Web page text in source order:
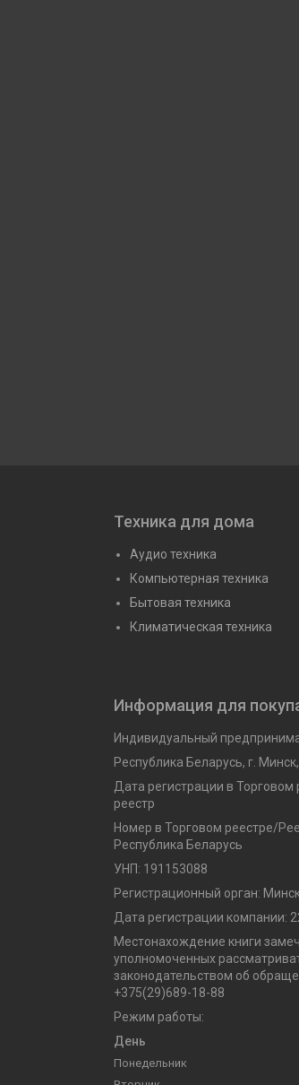
Техника для дома
Аудио техника
Компьютерная техника
Бытовая техника
Климатическая техника
Информация для
Индивидуальный
Республика Беларусь, г.
Дата регистрации в
реестр
Номер в Торговом реестре/
Республика Беларусь
УНП: 191153088
Регистрационный орган:
Дата регистрации компании:
Местонахождение книги
уполномоченных
законодательством об
+375(29)689-18-88
Режим работы:
День
Понедельник